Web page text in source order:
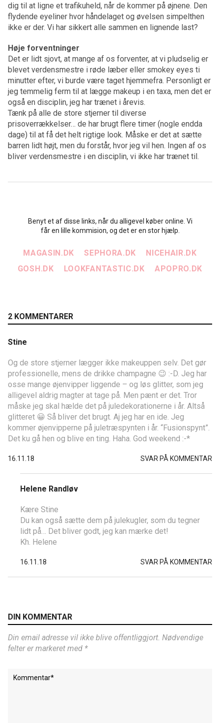
dig til at ligne et trafikuheld, når de kommer på øjnene. Den
flydende eyeliner hvor håndelaget og øvelsen simpelthen
ikke er der. Vi har sikkert alle sammen en lignende last?
Høje forventninger
Det er lidt sjovt, at mange af os forventer, at vi pludselig er
blevet verdensmestre i røde læber eller smokey eyes ti
minutter efter, vi burde være taget hjemmefra. Personligt er
jeg temmelig ferm til at lægge makeup i en taxa, men det er
også en disciplin, jeg har trænet i årevis.
Tænk på alle de store stjerner til diverse
prisoverrækkelser… de har brugt flere timer (nogle endda
dage) til at få det helt rigtige look. Måske er det at sætte
barren lidt højt, men du forstår, hvor jeg vil hen. Ingen af os
bliver verdensmestre i en disciplin, vi ikke har trænet til.
Benyt et af disse links, når du alligevel køber online. Vi
får en lille kommision, og det er en stor hjælp.
MAGASIN.DK SEPHORA.DK
NICEHAIR.DK
GOSH.DK
LOOKFANTASTIC.DK APOPRO.DK
2 KOMMENTARER
Stine
Og de store stjerner lægger ikke makeuppen selv. Det gør
professionelle, mens de drikke champagne 😉 :-D. Jeg har
osse mange øjenvipper liggende – og løs glitter, som jeg
alligevel aldrig magter at tage på. Men pænt er det. Tror
måske jeg skal hælde det på juledekorationerne i år. Altså
glitteret 😀 Så bliver det brugt. Aj jeg har en ide. Jeg
kommer øjenvipperne på juletræspynten i år. “Fusionspynt”.
Det ku gå hen og blive en ting. Haha. God weekend :-*
16.11.18 SVAR PÅ KOMMENTAR
Helene Randløv
Kære Stine
Du kan også sætte dem på julekugler, som du tegner
lidt på… Det bliver godt, jeg kan mærke det!
Kh. Helene
16.11.18 SVAR PÅ KOMMENTAR
DIN KOMMENTAR
Din email adresse vil ikke blive offentliggjort. Nødvendige
felter er markeret med *